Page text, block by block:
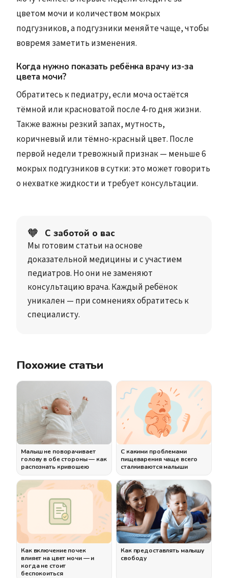
цветом мочи и количеством мокрых
подгузников, а подгузники меняйте чаще, чтобы
вовремя заметить изменения.
Когда нужно показать ребёнка врачу из-за
цвета мочи?
Обратитесь к педиатру, если моча остаётся
тёмной или красноватой после 4-го дня жизни.
Также важны резкий запах, мутность,
коричневый или тёмно-красный цвет. После
первой недели тревожный признак — меньше 6
мокрых подгузников в сутки: это может говорить
о нехватке жидкости и требует консультации.
🧡 С заботой о вас
Мы готовим статьи на основе
доказательной медицины и с участием
педиатров. Но они не заменяют
консультацию врача. Каждый ребёнок
уникален — при сомнениях обратитесь к
специалисту.
Похожие статьи
Малыш не поворачивает
голову в обе стороны — как
распознать кривошею
С какими проблемами
пищеварения чаще всего
сталкиваются малыши
Как включение почек
влияет на цвет мочи — и
когда не стоит
беспокоиться
Как предоставлять малышу
свободу